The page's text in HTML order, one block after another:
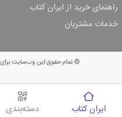
راهنمای خرید از ایران کتاب
ثبت سفارش
شرایط ارسال سفارش
شیوه پرداخت
تخفیف‌های خرید
خدمات مشتریان
© تمام حقوق این وب‌سایت برای
ایران کتاب دسته‌بندی